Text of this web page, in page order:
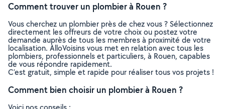
Comment trouver un plombier à Rouen ?
Vous cherchez un plombier près de chez vous ? Sélectionnez
directement les offreurs de votre choix ou postez votre
demande auprès de tous les membres à proximité de votre
localisation. AlloVoisins vous met en relation avec tous les
plombiers, professionnels et particuliers, à Rouen, capables
de vous répondre rapidement.
C’est gratuit, simple et rapide pour réaliser tous vos projets !
Comment bien choisir un plombier à Rouen ?